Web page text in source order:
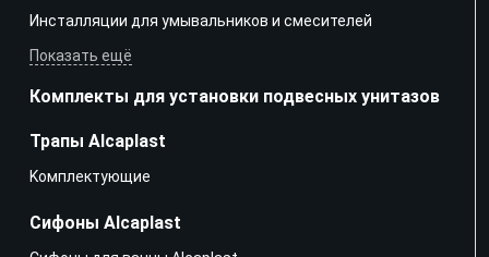
Инсталляции для умывальников и смесителей
Показать ещё
Комплекты для установки подвесных унитазов
Трапы Alcaplast
Kомплектующие
Сифоны Alcaplast